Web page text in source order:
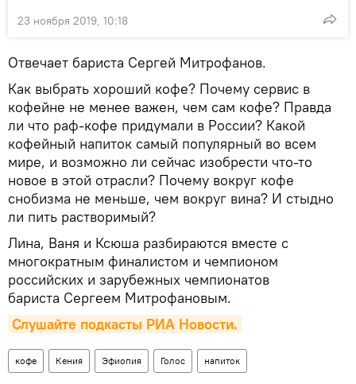
23 ноября 2019, 10:18
Отвечает бариста Сергей Митрофанов.
Как выбрать хороший кофе? Почему сервис в
кофейне не менее важен, чем сам кофе? Правда
ли что раф-кофе придумали в России? Какой
кофейный напиток самый популярный во всем
мире, и возможно ли сейчас изобрести что-то
новое в этой отрасли? Почему вокруг кофе
снобизма не меньше, чем вокруг вина? И стыдно
ли пить растворимый?
Лина, Ваня и Ксюша разбираются вместе с
многократным финалистом и чемпионом
российских и зарубежных чемпионатов
бариста Сергеем Митрофановым.
Слушайте подкасты РИА Новости.
кофе Кения Эфиопия Голос напиток